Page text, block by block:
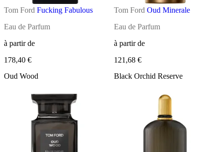
Tom Ford Fucking Fabulous
Eau de Parfum
à partir de
178,40 €
Tom Ford Oud Minerale
Eau de Parfum
à partir de
121,68 €
Oud Wood
Black Orchid Reserve